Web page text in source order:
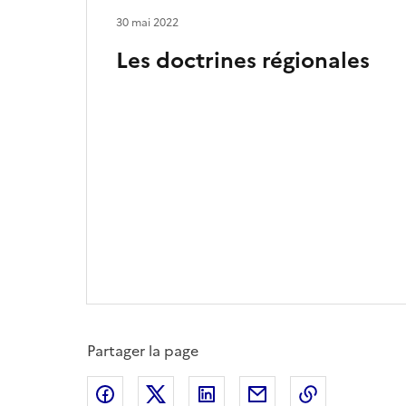
Les doctrines régionales
30 mai 2022
Partager la page
Partager sur Facebook
Partager sur XPartager sur LinkedIn
Partager par email